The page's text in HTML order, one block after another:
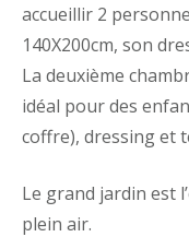
accueillir 2
140X200cm, son
La deuxième
idéal pour des
coffre), dressing et
Le grand jardin est
plein air.